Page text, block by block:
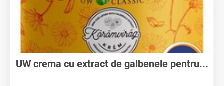
UW crema cu extract de galbenele pentru...